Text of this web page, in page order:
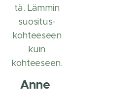
tä. Lämmin
suositus-
kohteeseen
kuin
kohteeseen.
Anne